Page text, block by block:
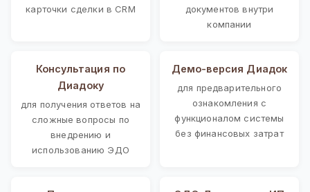
карточки сделки в CRM
документов внутри
компании
Консультация по
Диадоку
для получения ответов на
сложные вопросы по
внедрению и
использованию ЭДО
Демо-версия Диадок
для предварительного
ознакомления с
функционалом системы
без финансовых затрат